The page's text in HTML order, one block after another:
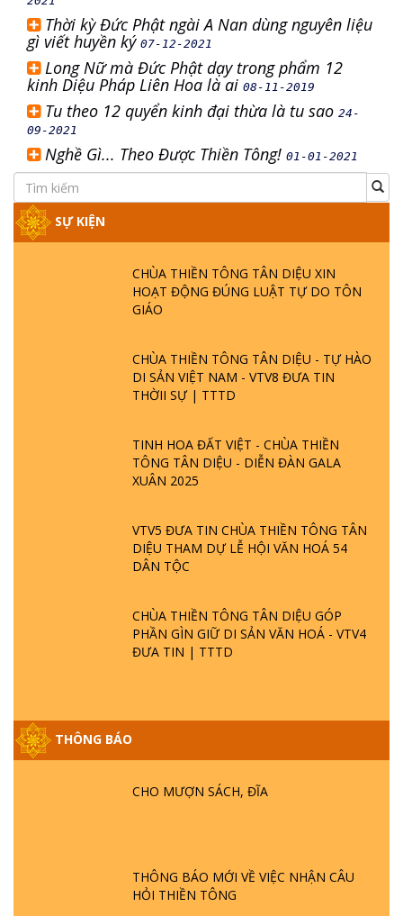
Thời kỳ Đức Phật ngài A Nan dùng nguyên liệu
gì viết huyền ký 07-12-2021
Long Nữ mà Đức Phật dạy trong phẩm 12
kinh Diệu Pháp Liên Hoa là ai 08-11-2019
Tu theo 12 quyển kinh đại thừa là tu sao 24-
09-2021
Nghề Gì... Theo Được Thiền Tông! 01-01-2021
SỰ KIỆN
CHÙA THIỀN TÔNG TÂN DIỆU XIN
HOẠT ĐỘNG ĐÚNG LUẬT TỰ DO TÔN
GIÁO
CHÙA THIỀN TÔNG TÂN DIỆU - TỰ HÀO
DI SẢN VIỆT NAM - VTV8 ĐƯA TIN
THỜII SỰ | TTTD
TINH HOA ĐẤT VIỆT - CHÙA THIỀN
TÔNG TÂN DIỆU - DIỄN ĐÀN GALA
XUÂN 2025
VTV5 ĐƯA TIN CHÙA THIỀN TÔNG TÂN
DIỆU THAM DỰ LỄ HỘI VĂN HOÁ 54
DÂN TỘC
CHÙA THIỀN TÔNG TÂN DIỆU GÓP
PHẦN GÌN GIỮ DI SẢN VĂN HOÁ - VTV4
ĐƯA TIN | TTTD
THÔNG BÁO
CHO MƯỢN SÁCH, ĐĨA
THÔNG BÁO MỚI VỀ VIỆC NHẬN CÂU
HỎI THIỀN TÔNG
GIẢI ĐÁP ĐẶC BIỆT P25 - SUỐT 49 NĂM
PHẬT KHÔNG NÓI? HỘI LONG HOA LÀ
HỘI GÌ? TỬ VÌ ĐẠO
PHẬT GIỚI CÓ THỜI GIAN KHÔNG? |
TTTD